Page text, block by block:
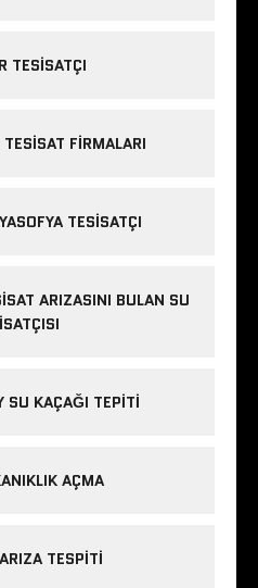
TESISATÇI
FIRMALARI
TESISATÇI
ARIZASINI BULAN SU
SU KAÇAĞI TEPITI
AÇMA
TESPITI